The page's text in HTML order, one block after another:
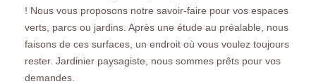
! Nous vous proposons notre savoir-faire pour vos espaces
verts, parcs ou jardins. Après une étude au préalable, nous
faisons de ces surfaces, un endroit où vous voulez toujours
rester. Jardinier paysagiste, nous sommes prêts pour vos
demandes.